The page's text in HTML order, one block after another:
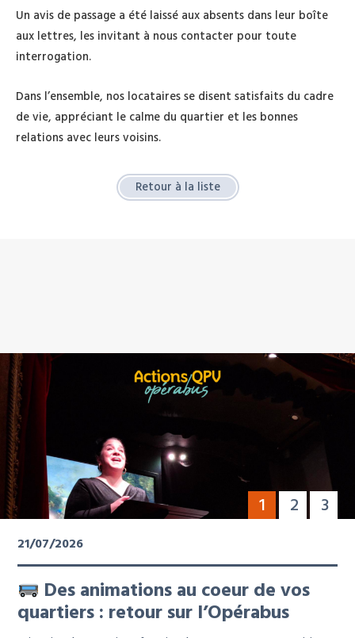
Un avis de passage a été laissé aux absents dans leur boîte
aux lettres, les invitant à nous contacter pour toute
interrogation.
Dans l’ensemble, nos locataires se disent satisfaits du cadre
de vie, appréciant le calme du quartier et les bonnes
relations avec leurs voisins.
Retour à la liste
1 2 3
21/07/2026
Des animations au coeur de vos
quartiers : retour sur l’Opérabus